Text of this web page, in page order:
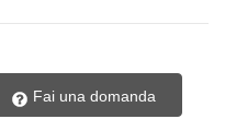
Fai una domanda